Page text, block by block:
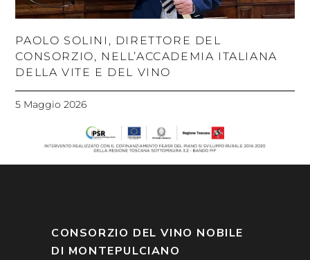
PAOLO SOLINI, DIRETTORE DEL
CONSORZIO, NELL’ACCADEMIA ITALIANA
DELLA VITE E DEL VINO
5 Maggio 2026
CONSORZIO DEL VINO NOBILE
DI MONTEPULCIANO